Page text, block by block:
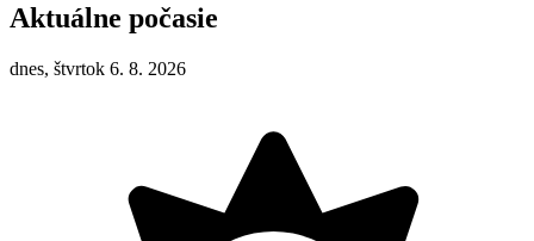
Aktuálne počasie
dnes, štvrtok 6. 8. 2026